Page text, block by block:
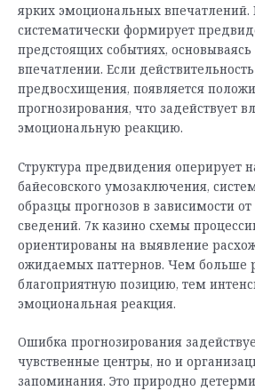
ярких эмоциональных
систематически формирует
предстоящих событиях,
впечатлении. Если
предвосхищения, появляется
прогнозирования, что задействует
эмоциональную реакцию.
Структура предвидения оперирует
байесовского умозаключения,
образцы прогнозов в зависимости
сведений. 7к казино схемы
ориентированы на выявление
ожидаемых паттернов. Чем больше
благоприятную позицию, тем
эмоциональная реакция.
Ошибка прогнозирования
чувственные центры, но и
запоминания. Это природно